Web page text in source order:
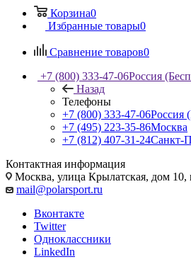
Корзина0
Избранные товары0
Сравнение товаров0
+7 (800) 333-47-06Россия
Назад
Телефоны
+7 (800) 333-47-06Россия
+7 (495) 223-35-86Москва
+7 (812) 407-31-24Санкт-
Контактная информация
Москва, улица Крылатская, дом 10,
mail@polarsport.ru
Вконтакте
Twitter
Одноклассники
LinkedIn